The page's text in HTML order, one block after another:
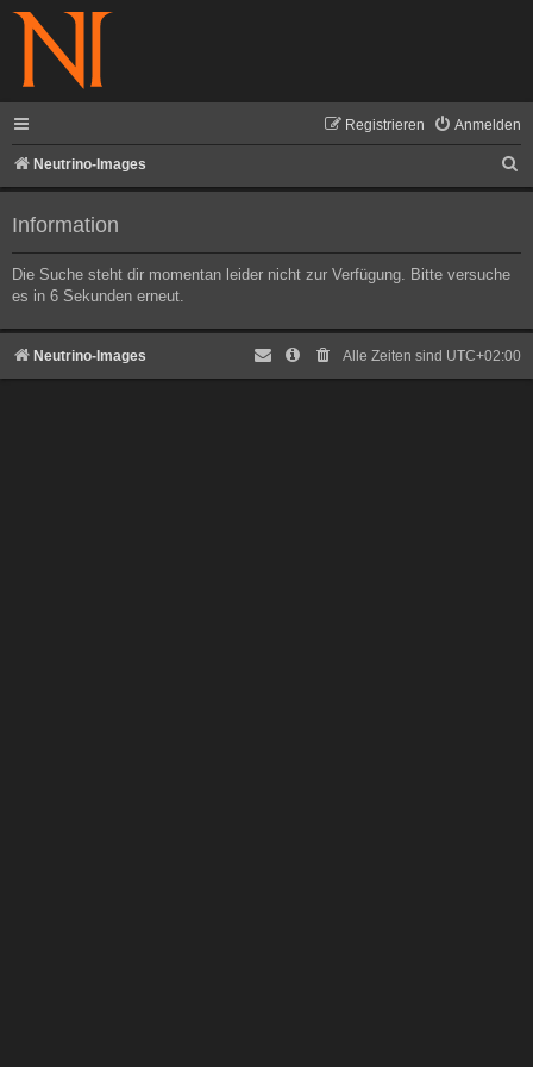
Anmelden
Registrieren
Neutrino-Images
u
Information
Die Suche steht dir momentan leider nicht zur Verfügung. Bitte versuche
es in 6 Sekunden erneut.
Neutrino-Images Alle Zeiten sind UTC+02:00